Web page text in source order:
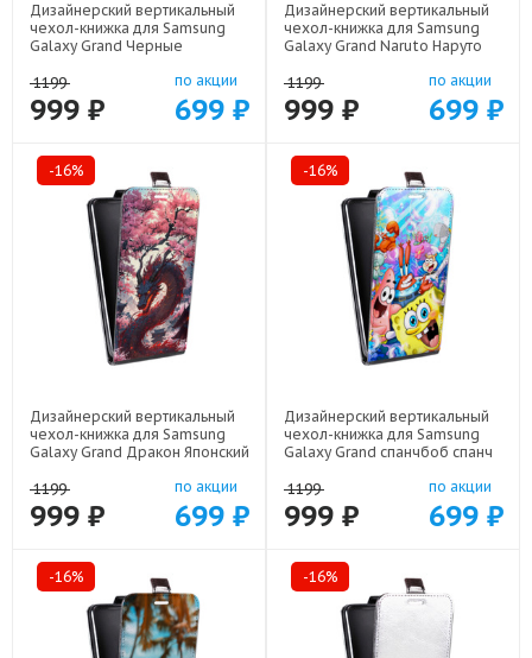
Дизайнерский вертикальный
чехол-книжка для Samsung
Galaxy Grand Черные
1199
999 ₽
по акции
699 ₽
Дизайнерский вертикальный
чехол-книжка для Samsung
Galaxy Grand Naruto Наруто
1199
999 ₽
по акции
699 ₽
-16%
Дизайнерский вертикальный
чехол-книжка для Samsung
Galaxy Grand Дракон Японский
1199
999 ₽
по акции
699 ₽
-16%
Дизайнерский вертикальный
чехол-книжка для Samsung
Galaxy Grand спанчбоб спанч
1199
999 ₽
по акции
699 ₽
-16% -16%